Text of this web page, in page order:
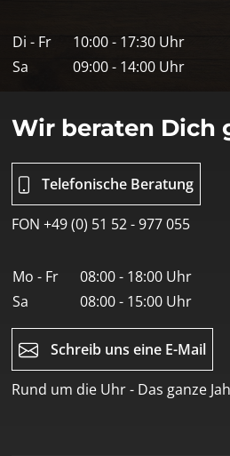
Di - Fr
10:00 - 17:30 Uhr
Sa
09:00 - 14:00 Uhr
Wir beraten Dich
Telefonische Beratung
FON +49 (0) 51 52 - 977 055
Mo - Fr
08:00 - 18:00 Uhr
Sa
08:00 - 15:00 Uhr
Schreib uns eine E-Mail
Rund um die Uhr - Das ganze